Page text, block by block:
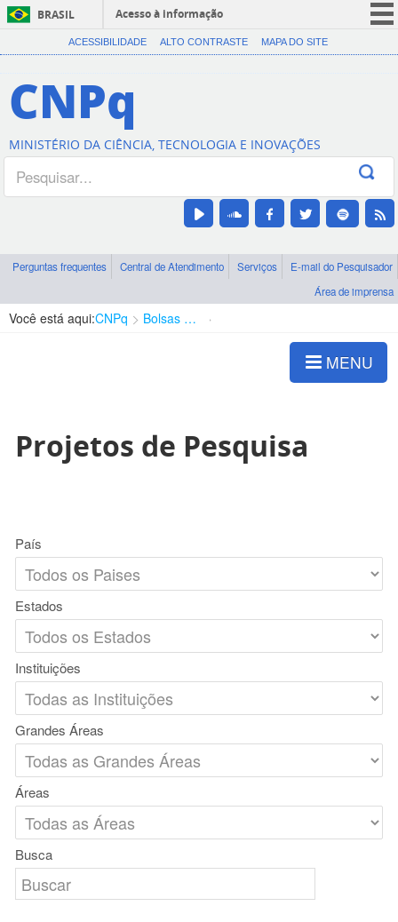
BRASIL
Acesso à informação
CORONAVÍRUS (COVID-19)
Canais
ACESSIBILIDADE ALTO CONTRASTE MAPA DO SITE
CNPq
MINISTÉRIO DA CIÊNCIA, TECNOLOGIA E INOVAÇÕES
Perguntas frequentes Central de Atendimento Serviços
E-mail do Pesquisador
Área de imprensa
Você está aqui:CNPq Bolsas e Auxílios Vigentes
MENU
Projetos de Pesquisa
País
Estados
Instituições
Grandes Áreas
Áreas
Busca